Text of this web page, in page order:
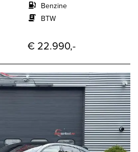
Benzine
BTW
€ 22.990,-